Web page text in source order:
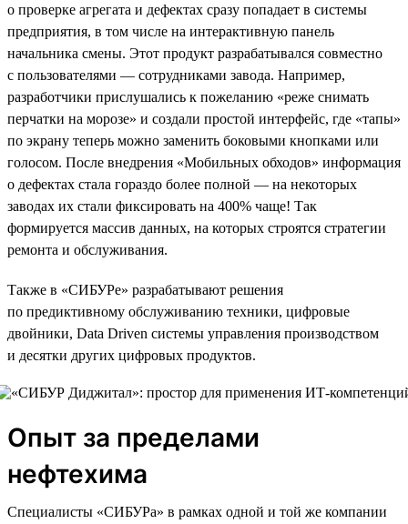
о проверке агрегата и дефектах сразу попадает в системы
предприятия, в том числе на интерактивную панель
начальника смены. Этот продукт разрабатывался совместно
с пользователями — сотрудниками завода. Например,
разработчики прислушались к пожеланию «реже снимать
перчатки на морозе» и создали простой интерфейс, где «тапы»
по экрану теперь можно заменить боковыми кнопками или
голосом. После внедрения «Мобильных обходов» информация
о дефектах стала гораздо более полной — на некоторых
заводах их стали фиксировать на 400% чаще! Так
формируется массив данных, на которых строятся стратегии
ремонта и обслуживания.
Также в «СИБУРе» разрабатывают решения
по предиктивному обслуживанию техники, цифровые
двойники, Data Driven системы управления производством
и десятки других цифровых продуктов.
Опыт за пределами
нефтехима
Специалисты «СИБУРа» в рамках одной и той же компании